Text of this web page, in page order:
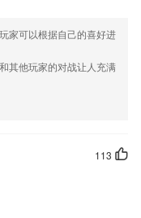
家可以根据自己的喜好进
其他玩家的对战让人充满
113